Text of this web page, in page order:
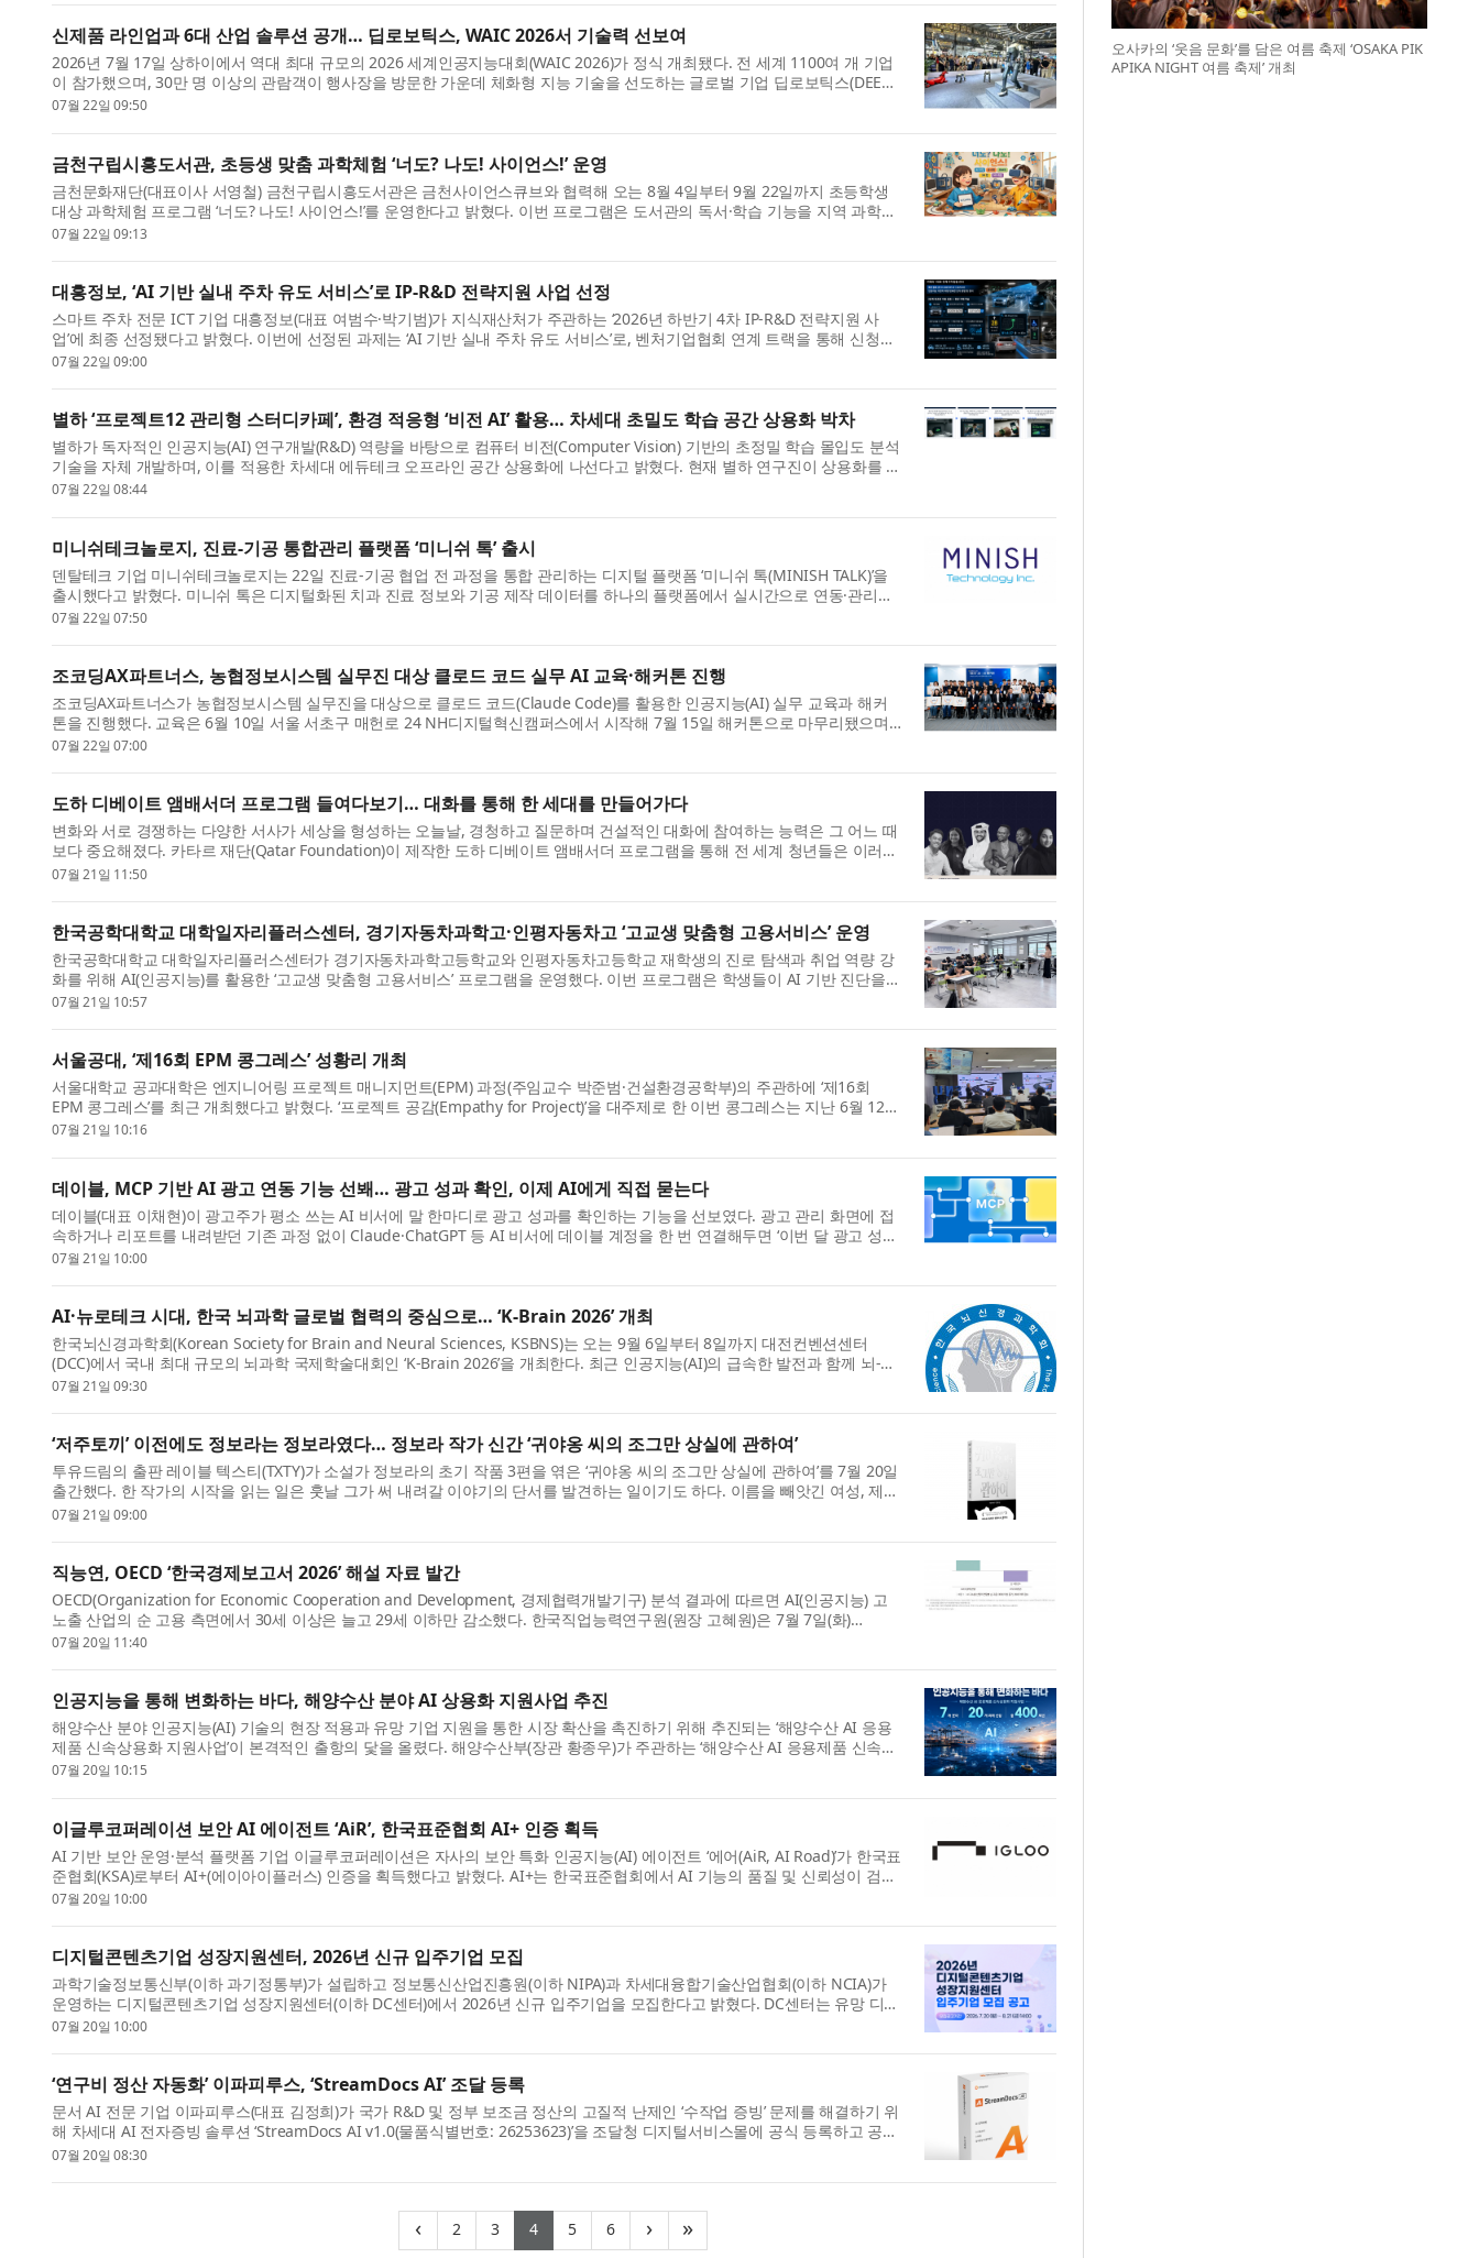
신제품 라인업과 6대 산업 솔루션 공개… 딥로보틱스, WAIC 2026서 기술력 선보여
2026년 7월 17일 상하이에서 역대 최대 규모의 2026 세계인공지능대회(WAIC 2026)가 정식 개최됐다. 전 세계 1100여 개 기업
이 참가했으며, 30만 명 이상의 관람객이 행사장을 방문한 가운데 체화형 지능 기술을 선도하는 글로벌 기업 딥로보틱스(DEEP
Robotics)는 W...
07월 22일 09:50
금천구립시흥도서관, 초등생 맞춤 과학체험 ‘너도? 나도! 사이언스!’ 운영
금천문화재단(대표이사 서영철) 금천구립시흥도서관은 금천사이언스큐브와 협력해 오는 8월 4일부터 9월 22일까지 초등학생
대상 과학체험 프로그램 ‘너도? 나도! 사이언스!’를 운영한다고 밝혔다. 이번 프로그램은 도서관의 독서·학습 기능을 지역 과학문
화 자원과 ...
07월 22일 09:13
대흥정보, ‘AI 기반 실내 주차 유도 서비스’로 IP-R&D 전략지원 사업 선정
스마트 주차 전문 ICT 기업 대흥정보(대표 여범수·박기범)가 지식재산처가 주관하는 ‘2026년 하반기 4차 IP-R&D 전략지원 사
업’에 최종 선정됐다고 밝혔다. 이번에 선정된 과제는 ‘AI 기반 실내 주차 유도 서비스’로, 벤처기업협회 연계 트랙을 통해 신청했
다. IP-R&...
07월 22일 09:00
별하 ‘프로젝트12 관리형 스터디카페’, 환경 적응형 ‘비전 AI’ 활용… 차세대 초밀도 학습 공간 상용화 박차
별하가 독자적인 인공지능(AI) 연구개발(R&D) 역량을 바탕으로 컴퓨터 비전(Computer Vision) 기반의 초정밀 학습 몰입도 분석
기술을 자체 개발하며, 이를 적용한 차세대 에듀테크 오프라인 공간 상용화에 나선다고 밝혔다. 현재 별하 연구진이 상용화를 추
진 중인 ...
07월 22일 08:44
미니쉬테크놀로지, 진료-기공 통합관리 플랫폼 ‘미니쉬 톡’ 출시
덴탈테크 기업 미니쉬테크놀로지는 22일 진료-기공 협업 전 과정을 통합 관리하는 디지털 플랫폼 ‘미니쉬 톡(MINISH TALK)’을
출시했다고 밝혔다. 미니쉬 톡은 디지털화된 치과 진료 정보와 기공 제작 데이터를 하나의 플랫폼에서 실시간으로 연동·관리하
는 것이 특...
07월 22일 07:50
조코딩AX파트너스, 농협정보시스템 실무진 대상 클로드 코드 실무 AI 교육·해커톤 진행
조코딩AX파트너스가 농협정보시스템 실무진을 대상으로 클로드 코드(Claude Code)를 활용한 인공지능(AI) 실무 교육과 해커
톤을 진행했다. 교육은 6월 10일 서울 서초구 매헌로 24 NH디지털혁신캠퍼스에서 시작해 7월 15일 해커톤으로 마무리됐으며,
참가자가 직접 A...
07월 22일 07:00
도하 디베이트 앰배서더 프로그램 들여다보기… 대화를 통해 한 세대를 만들어가다
변화와 서로 경쟁하는 다양한 서사가 세상을 형성하는 오늘날, 경청하고 질문하며 건설적인 대화에 참여하는 능력은 그 어느 때
보다 중요해졌다. 카타르 재단(Qatar Foundation)이 제작한 도하 디베이트 앰배서더 프로그램을 통해 전 세계 청년들은 이러한
역량을 배...
07월 21일 11:50
한국공학대학교 대학일자리플러스센터, 경기자동차과학고·인평자동차고 ‘고교생 맞춤형 고용서비스’ 운영
한국공학대학교 대학일자리플러스센터가 경기자동차과학고등학교와 인평자동차고등학교 재학생의 진로 탐색과 취업 역량 강
화를 위해 AI(인공지능)를 활용한 ‘고교생 맞춤형 고용서비스’ 프로그램을 운영했다. 이번 프로그램은 학생들이 AI 기반 진단을
통해 자신의 ...
07월 21일 10:57
서울공대, ‘제16회 EPM 콩그레스’ 성황리 개최
서울대학교 공과대학은 엔지니어링 프로젝트 매니지먼트(EPM) 과정(주임교수 박준범·건설환경공학부)의 주관하에 ‘제16회
EPM 콩그레스’를 최근 개최했다고 밝혔다. ‘프로젝트 공감(Empathy for Project)’을 대주제로 한 이번 콩그레스는 지난 6월 12
일, 17일, 18일...
07월 21일 10:16
데이블, MCP 기반 AI 광고 연동 기능 선봬… 광고 성과 확인, 이제 AI에게 직접 묻는다
데이블(대표 이채현)이 광고주가 평소 쓰는 AI 비서에 말 한마디로 광고 성과를 확인하는 기능을 선보였다. 광고 관리 화면에 접
속하거나 리포트를 내려받던 기존 과정 없이 Claude·ChatGPT 등 AI 비서에 데이블 계정을 한 번 연결해두면 ‘이번 달 광고 성과
정리해...
07월 21일 10:00
AI·뉴로테크 시대, 한국 뇌과학 글로벌 협력의 중심으로… ‘K-Brain 2026’ 개최
한국뇌신경과학회(Korean Society for Brain and Neural Sciences, KSBNS)는 오는 9월 6일부터 8일까지 대전컨벤션센터
(DCC)에서 국내 최대 규모의 뇌과학 국제학술대회인 ‘K-Brain 2026’을 개최한다. 최근 인공지능(AI)의 급속한 발전과 함께 뇌-컴
퓨터 인터페이스(...
07월 21일 09:30
‘저주토끼’ 이전에도 정보라는 정보라였다… 정보라 작가 신간 ‘귀야옹 씨의 조그만 상실에 관하여’
투유드림의 출판 레이블 텍스티(TXTY)가 소설가 정보라의 초기 작품 3편을 엮은 ‘귀야옹 씨의 조그만 상실에 관하여’를 7월 20일
출간했다. 한 작가의 시작을 읽는 일은 훗날 그가 써 내려갈 이야기의 단서를 발견하는 일이기도 하다. 이름을 빼앗긴 여성, 제물
로 길...
07월 21일 09:00
직능연, OECD ‘한국경제보고서 2026’ 해설 자료 발간
OECD(Organization for Economic Cooperation and Development, 경제협력개발기구) 분석 결과에 따르면 AI(인공지능) 고
노출 산업의 순 고용 측면에서 30세 이상은 늘고 29세 이하만 감소했다. 한국직업능력연구원(원장 고혜원)은 7월 7일(화)
‘KRIVET Issue Brief 3...
07월 20일 11:40
인공지능을 통해 변화하는 바다, 해양수산 분야 AI 상용화 지원사업 추진
해양수산 분야 인공지능(AI) 기술의 현장 적용과 유망 기업 지원을 통한 시장 확산을 촉진하기 위해 추진되는 ‘해양수산 AI 응용
제품 신속상용화 지원사업’이 본격적인 출항의 닻을 올렸다. 해양수산부(장관 황종우)가 주관하는 ‘해양수산 AI 응용제품 신속상
용화 지...
07월 20일 10:15
이글루코퍼레이션 보안 AI 에이전트 ‘AiR’, 한국표준협회 AI+ 인증 획득
AI 기반 보안 운영·분석 플랫폼 기업 이글루코퍼레이션은 자사의 보안 특화 인공지능(AI) 에이전트 ‘에어(AiR, AI Road)’가 한국표
준협회(KSA)로부터 AI+(에이아이플러스) 인증을 획득했다고 밝혔다. AI+는 한국표준협회에서 AI 기능의 품질 및 신뢰성이 검증
된 제품...
07월 20일 10:00
디지털콘텐츠기업 성장지원센터, 2026년 신규 입주기업 모집
과학기술정보통신부(이하 과기정통부)가 설립하고 정보통신산업진흥원(이하 NIPA)과 차세대융합기술산업협회(이하 NCIA)가
운영하는 디지털콘텐츠기업 성장지원센터(이하 DC센터)에서 2026년 신규 입주기업을 모집한다고 밝혔다. DC센터는 유망 디지
털콘텐츠 중소기...
07월 20일 10:00
‘연구비 정산 자동화’ 이파피루스, ‘StreamDocs AI’ 조달 등록
문서 AI 전문 기업 이파피루스(대표 김정희)가 국가 R&D 및 정부 보조금 정산의 고질적 난제인 ‘수작업 증빙’ 문제를 해결하기 위
해 차세대 AI 전자증빙 솔루션 ‘StreamDocs AI v1.0(물품식별번호: 26253623)’을 조달청 디지털서비스몰에 공식 등록하고 공공
시장 공...
07월 20일 08:30
‹ 2(current)
3(current)
4(current)
5(current)
6(current)
› »
오사카의 ‘웃음 문화’를 담은 여름 축제 ‘OSAKA PIK
APIKA NIGHT 여름 축제’ 개최